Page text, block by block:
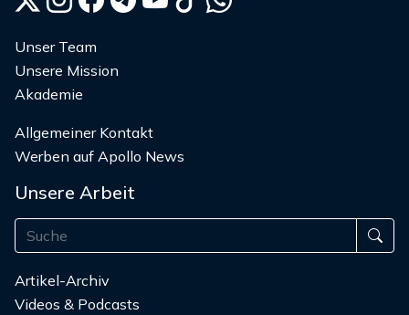
Unser Team
Unsere Mission
Akademie
Allgemeiner Kontakt
Werben auf Apollo News
Unsere Arbeit
Artikel-Archiv
Videos & Podcasts